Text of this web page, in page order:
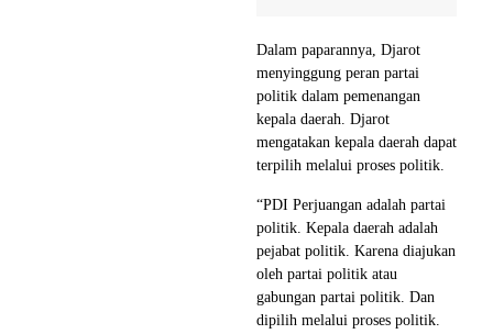
Dalam paparannya, Djarot
menyinggung peran partai
politik dalam pemenangan
kepala daerah. Djarot
mengatakan kepala daerah dapat
terpilih melalui proses politik.
“PDI Perjuangan adalah partai
politik. Kepala daerah adalah
pejabat politik. Karena diajukan
oleh partai politik atau
gabungan partai politik. Dan
dipilih melalui proses politik.